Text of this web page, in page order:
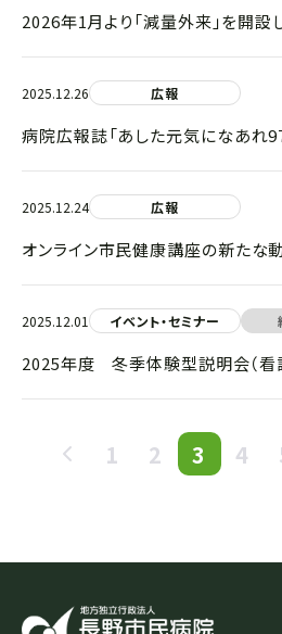
2026年1月より「減量外来」を開設
2025.12.26 広報
病院広報誌「あした元気になあれ
2025.12.24 広報
オンライン市民健康講座の新たな
2025.12.01 イベント・セミナー
2025年度 冬季体験型説明会（看
1 2 3 4